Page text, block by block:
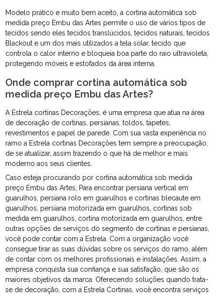
Modelo prático e muito bem aceito, a cortina automática sob
medida preço Embu das Artes permite o uso de vários tipos de
tecidos sendo eles tecidos translúcidos, tecidos naturais, tecidos
Blackout e um dos mais utilizados a tela solar, tecido que
controla o calor interno e bloqueia boa parte do raio ultravioleta,
protegendo móveis e estofados da área interna.
Onde comprar cortina automática sob
medida preço Embu das Artes?
A Estrela cortinas Decorações, é uma empresa que atua na área
de decoração de cortinas, persianas, toldos, tapetes,
revestimentos e papel de parede. Com sua vasta experiência no
ramo a Estrela cortinas Decorações tem sempre a preocupação,
de se atualizar, assim trazendo o que há de melhor e mais
moderno aos seus clientes.
Caso esteja procurando por cortina automática sob medida
preço Embu das Artes, Para encontrar persiana vertical em
guarulhos, persiana rolo em guarulhos e cortinas blecaute em
guarulhos, persiana motorizada em guarulhos, cortinas sob
medida em guarulhos, cortina motorizada em guarulhos, entre
outras opções de serviços do segmento de cortinas e persianas,
você pode contar com a Estrela. Com a organização você
consegue tirar as suas dúvidas sobre os serviços do ramo, além
de contar com os melhores profissionais e instalações. Assim, a
empresa conquista sua confiança e sua satisfação, que são os
maiores objetivos da marca. Oferecendo soluções quando trata-
se de decoração, com a Estrela Cortinas, você encontra serviços